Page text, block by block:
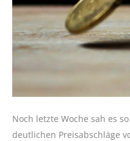
Noch letzte Woche sah es
deutlichen Preisabschläge